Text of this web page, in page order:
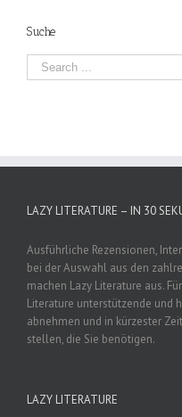
Suche
LAZY LITERATURE – IN 30
Ausführliche Rezensionen,
bei der Auswahl aus den
machen Lazy Literature aus.
Literature unterstützende und
abnehmen und in kürzester
stellen, die Sie benötigen.
LAZY LITERATURE